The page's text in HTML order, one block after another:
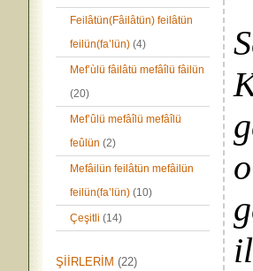
Feilâtün(Fâilâtün) feilâtün
feilün(fa’lün) (4)
Mef’ùlü fâilâtü mefâîlü fâilün
(20)
Mef’ûlü mefâîlü mefâîlü
feûlün (2)
Mefâilün feilâtün mefâilün
feilün(fa’lün) (10)
Çeşitli (14)
ŞİİRLERİM (22)